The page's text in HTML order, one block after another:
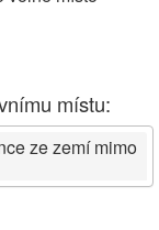
místu:
ze zemí mimo